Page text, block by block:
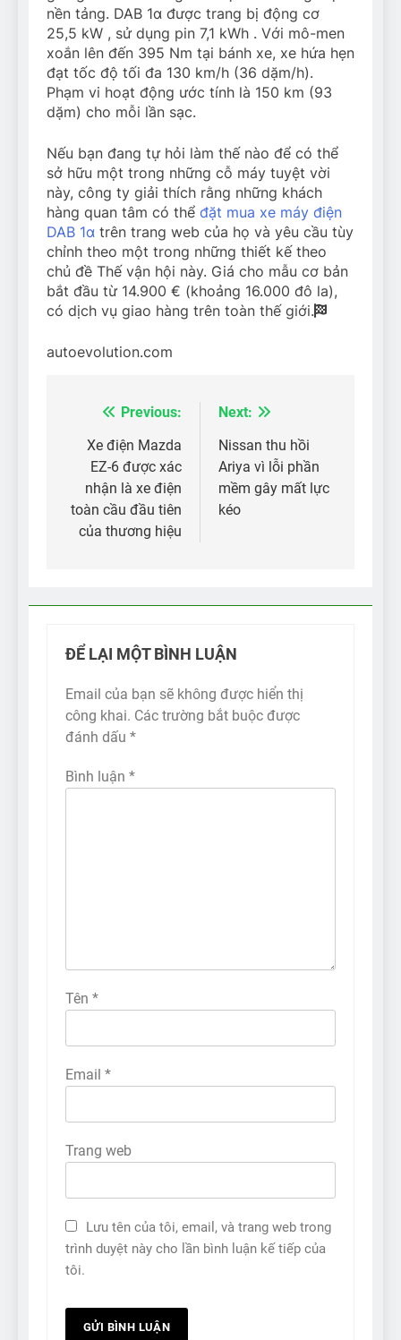
nền tảng. DAB 1α được trang bị động cơ
25,5 kW , sử dụng pin 7,1 kWh . Với mô-men
xoắn lên đến 395 Nm tại bánh xe, xe hứa hẹn
đạt tốc độ tối đa 130 km/h (36 dặm/h).
Phạm vi hoạt động ước tính là 150 km (93
dặm) cho mỗi lần sạc.
Nếu bạn đang tự hỏi làm thế nào để có thể
sở hữu một trong những cỗ máy tuyệt vời
này, công ty giải thích rằng những khách
hàng quan tâm có thể đặt mua xe máy điện
DAB 1α trên trang web của họ và yêu cầu tùy
chỉnh theo một trong những thiết kế theo
chủ đề Thế vận hội này. Giá cho mẫu cơ bản
bắt đầu từ 14.900 € (khoảng 16.000 đô la),
có dịch vụ giao hàng trên toàn thế giới.
autoevolution.com
Điều
hướng
bài
viết
Previous:
Xe điện Mazda
EZ-6 được xác
nhận là xe điện
toàn cầu đầu tiên
của thương hiệu
Next:
Nissan thu hồi
Ariya vì lỗi phần
mềm gây mất lực
kéo
ĐỂ LẠI MỘT BÌNH LUẬN
Email của bạn sẽ không được hiển thị
công khai. Các trường bắt buộc được
đánh dấu *
Bình luận *
Tên *
Email *
Trang web
Lưu tên của tôi, email, và trang web trong
trình duyệt này cho lần bình luận kế tiếp của
tôi.